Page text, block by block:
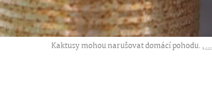
Kaktusy mohou narušovat domácí pohodu. ,...